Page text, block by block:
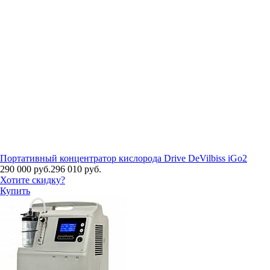
Портативный концентратор кислорода Drive DeVilbiss iGo2
290 000 руб.296 010 руб.
Хотите скидку?
Купить